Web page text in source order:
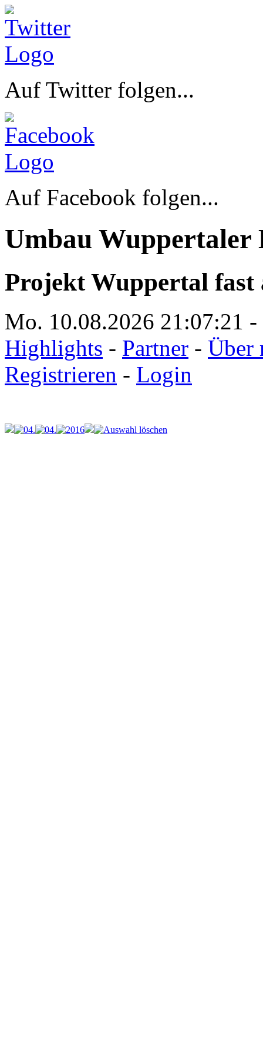
Auf Twitter folgen...
Auf Facebook folgen...
Umbau Wuppertaler
Projekt Wuppertal fast
Mo. 10.08.2026 21:07:21 -
Highlights - Partner - Über
Registrieren - Login